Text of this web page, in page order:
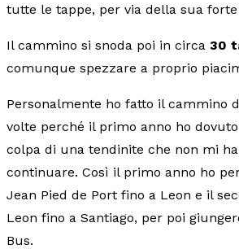
tutte le tappe, per via della sua forte
Il cammino si snoda poi in circa 30
comunque spezzare a proprio
Personalmente ho fatto il cammino
volte perché il primo anno ho
colpa di una tendinite che non mi
continuare. Così il primo anno ho
Jean Pied de Port fino a Leon e il
Leon fino a Santiago, per poi
Bus.